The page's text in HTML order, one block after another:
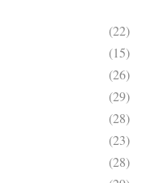
(22)
(15)
(26)
(29)
(28)
(23)
(28)